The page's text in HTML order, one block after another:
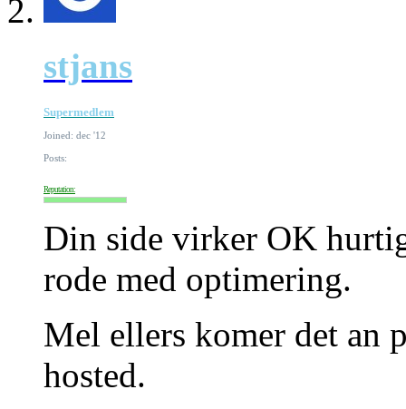
stjans
Supermedlem
Joined: dec '12
Posts:
Reputation:
Din side virker OK
rode med optimering.
Mel ellers komer det an
hosted.